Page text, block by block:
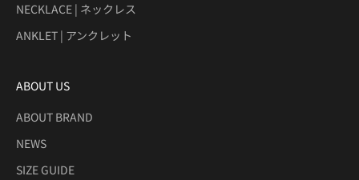
NECKLACE | ネックレス
ANKLET | アンクレット
ABOUT US
ABOUT BRAND
NEWS
SIZE GUIDE